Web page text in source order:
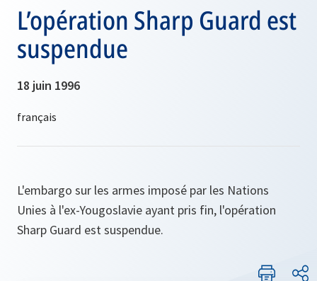
L’opération Sharp Guard est
suspendue
18 juin 1996
L'embargo sur les armes imposé par les Nations
Unies à l'ex-Yougoslavie ayant pris fin, l'opération
Sharp Guard est suspendue.